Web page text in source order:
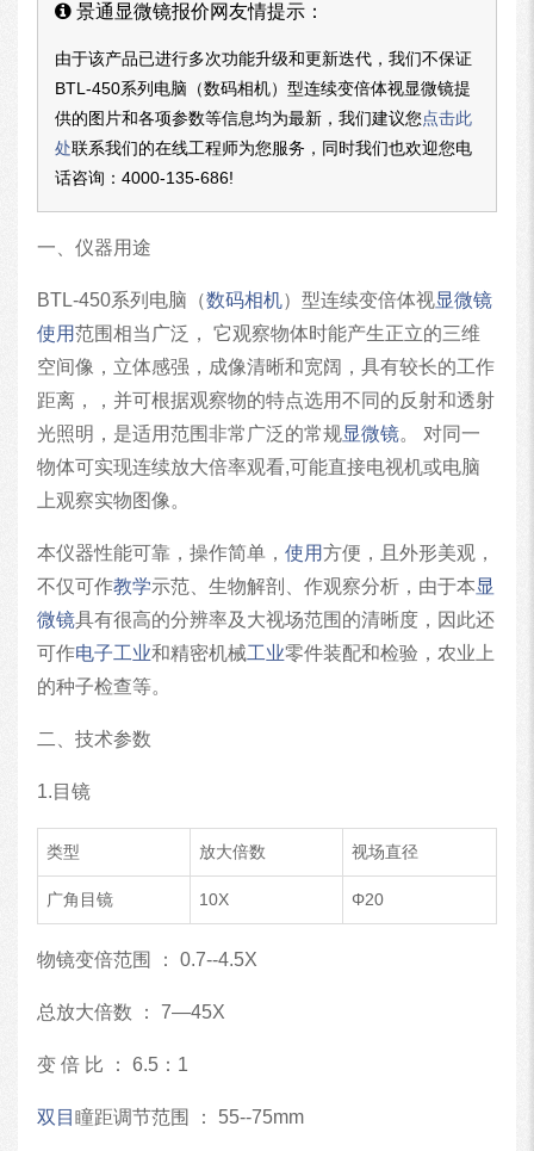
景通显微镜报价网友情提示：
由于该产品已进行多次功能升级和更新迭代，我们不保证
BTL-450系列电脑（数码相机）型连续变倍体视显微镜提
供的图片和各项参数等信息均为最新，我们建议您点击此
处联系我们的在线工程师为您服务，同时我们也欢迎您电
话咨询：4000-135-686!
一、仪器用途
BTL-450系列电脑（数码相机）型连续变倍体视显微镜
使用范围相当广泛， 它观察物体时能产生正立的三维
空间像，立体感强，成像清晰和宽阔，具有较长的工作
距离，，并可根据观察物的特点选用不同的反射和透射
光照明，是适用范围非常广泛的常规显微镜。 对同一
物体可实现连续放大倍率观看,可能直接电视机或电脑
上观察实物图像。
本仪器性能可靠，操作简单， 使用方便，且外形美观，
不仅可作教学示范、生物解剖、作观察分析，由于本显
微镜具有很高的分辨率及大视场范围的清晰度，因此还
可作电子工业和精密机械工业零件装配和检验，农业上
的种子检查等。
二、技术参数
1.目镜
类型 放大倍数 视场直径
广角目镜 10X Φ20
物镜变倍范围 ： 0.7--4.5X
总放大倍数 ： 7—45X
变 倍 比 ： 6.5：1
双目 瞳距调节范围 ： 55--75mm